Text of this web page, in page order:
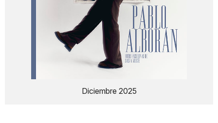
Diciembre 2025